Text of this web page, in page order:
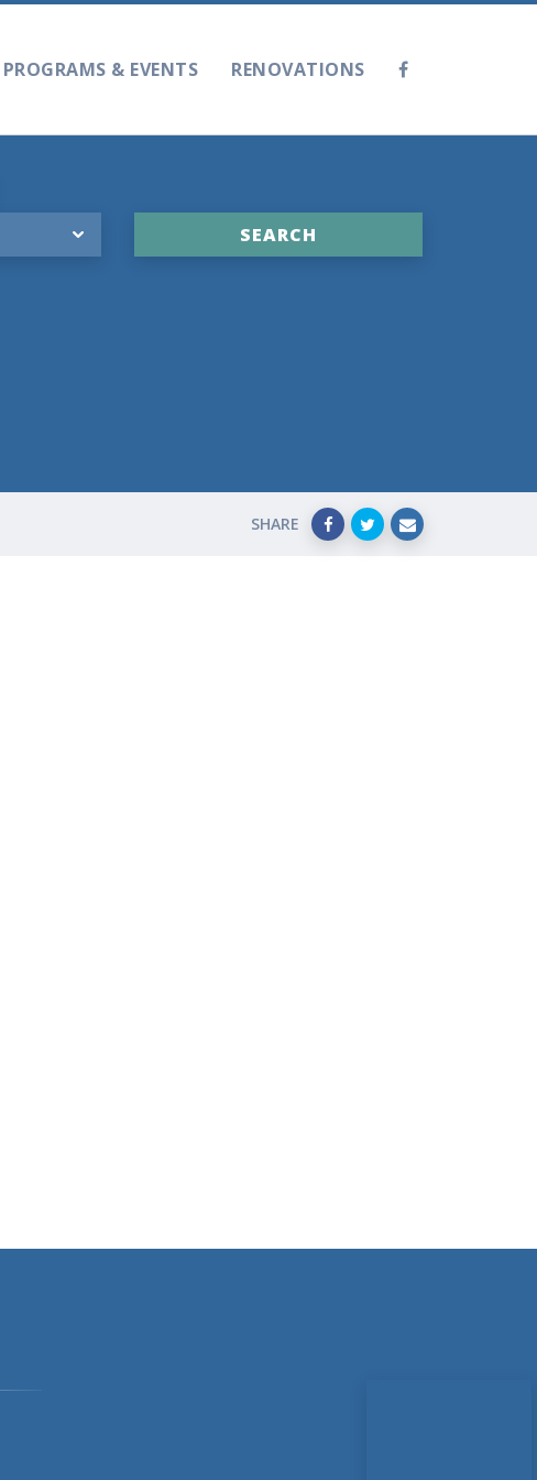
PROGRAMS & EVENTS RENOVATIONS
SHARE